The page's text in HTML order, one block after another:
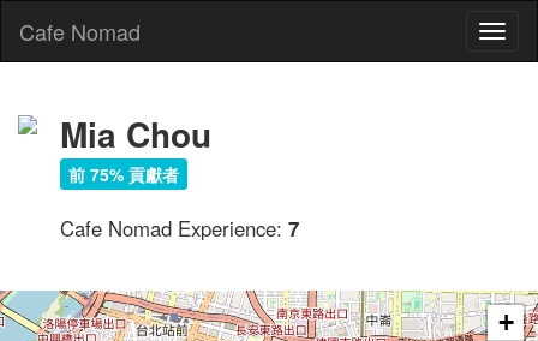
Cafe Nomad
Mia Chou
前 75% 貢獻者
Cafe Nomad Experience: 7
+